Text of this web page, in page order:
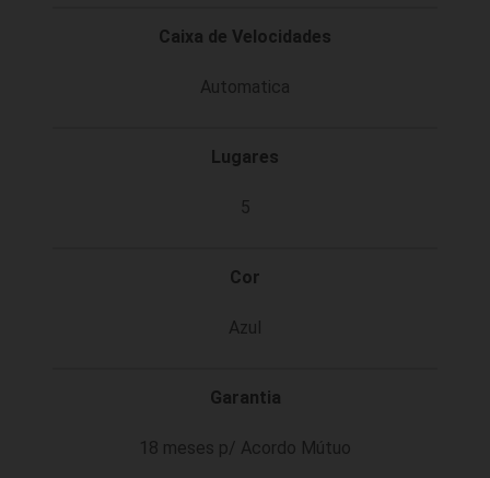
Caixa de Velocidades
Automatica
Lugares
5
Cor
Azul
Garantia
18 meses p/ Acordo Mútuo